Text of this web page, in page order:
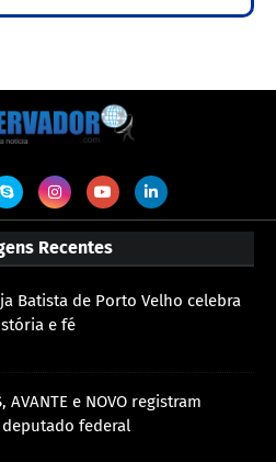
Recentes
Batista de Porto Velho celebra
e fé
AVANTE e NOVO registram
federal